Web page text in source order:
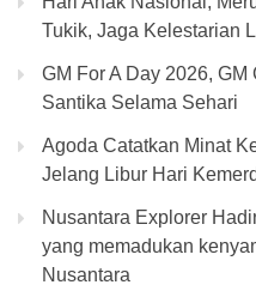
Tukik, Jaga Kelestarian
GM For A Day 2026,
Santika Selama Sehari
Agoda Catatkan Minat
Jelang Libur Hari
Nusantara Explorer
yang memadukan
Nusantara